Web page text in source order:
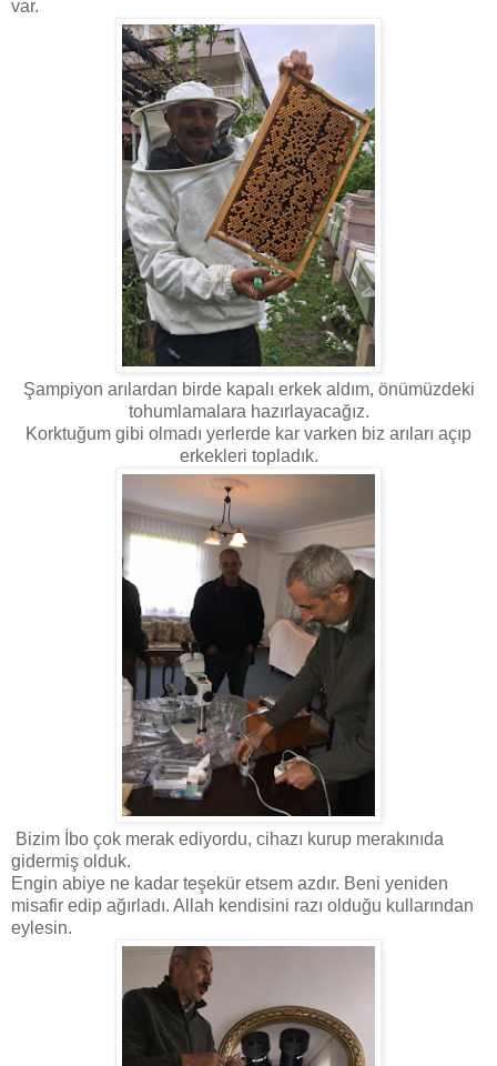
var.
Şampiyon arılardan birde kapalı erkek aldım, önümüzdeki
tohumlamalara hazırlayacağız.
Korktuğum gibi olmadı yerlerde kar varken biz arıları açıp
erkekleri topladık.
Bizim İbo çok merak ediyordu, cihazı kurup merakınıda
gidermiş olduk.
Engin abiye ne kadar teşekür etsem azdır. Beni yeniden
misafir edip ağırladı. Allah kendisini razı olduğu kullarından
eylesin.